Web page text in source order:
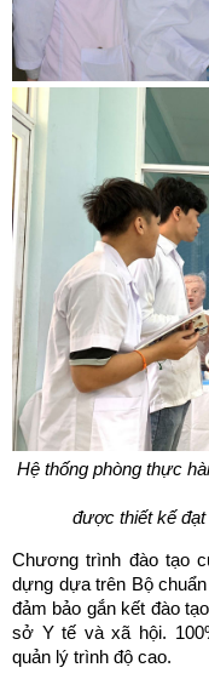
Hệ thống phòng thực
được thiết kế đạt
Chương trình đào tạo
dựng dựa trên Bộ
đảm bảo gắn kết đào
sở Y tế và xã hội.
quản lý trình độ cao.